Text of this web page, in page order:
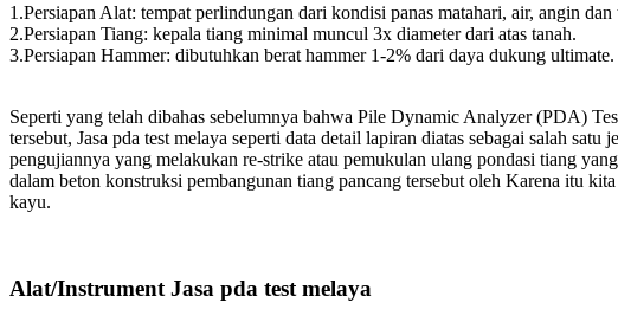
1.Persiapan Alat: tempat perlindungan dari kondisi panas matahari, air, angin
2.Persiapan Tiang: kepala tiang minimal muncul 3x diameter dari atas tanah.
3.Persiapan Hammer: dibutuhkan berat hammer 1-2% dari daya dukung ultimate.
Seperti yang telah dibahas sebelumnya bahwa Pile Dynamic Analyzer (PDA)
tersebut, Jasa pda test melaya seperti data detail lapiran diatas sebagai salah
pengujiannya yang melakukan re-strike atau pemukulan ulang pondasi tiang
dalam beton konstruksi pembangunan tiang pancang tersebut oleh Karena itu
kayu.
Alat/Instrument Jasa pda test melaya